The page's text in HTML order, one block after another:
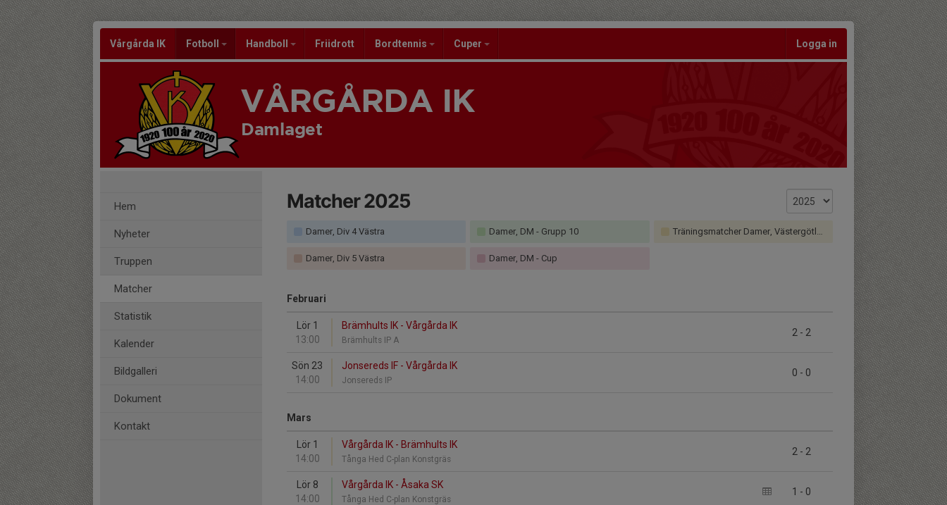
Vårgårda IK Fotboll Handboll Friidrott Bordtennis Cuper Logga in
VÅRGÅRDA IK
Damlaget
Hem
Nyheter
Truppen
Matcher
Statistik
Kalender
Bildgalleri
Dokument
Kontakt
Matcher 2025
Damer, Div 4 Västra Damer, DM - Grupp 10 Träningsmatcher Damer, Västergötland
Damer, Div 5 Västra Damer, DM - Cup
Februari
Lör 1
13:00
2 - 2
Brämhults IK - Vårgårda IK
Brämhults IP A
Sön 23
14:00
0 - 0
Jonsereds IF - Vårgårda IK
Jonsereds IP
Mars
Lör 1
14:00
2 - 2
Vårgårda IK - Brämhults IK
Tånga Hed C-plan Konstgräs
Lör 8
14:00
1 - 0
Vårgårda IK - Åsaka SK
Tånga Hed C-plan Konstgräs